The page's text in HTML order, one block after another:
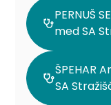
PERNUŠ
med SA
ŠPEHAR
SA